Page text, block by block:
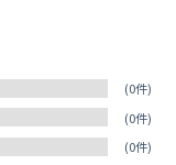
(0件)
(0件)
(0件)